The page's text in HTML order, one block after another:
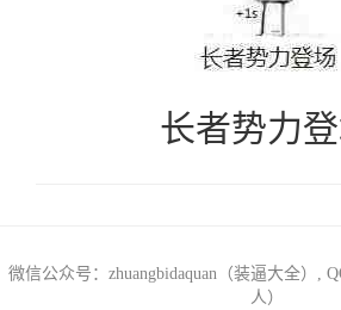
长者势力
微信公众号：zhuangbidaquan（装逼大全）,
人）